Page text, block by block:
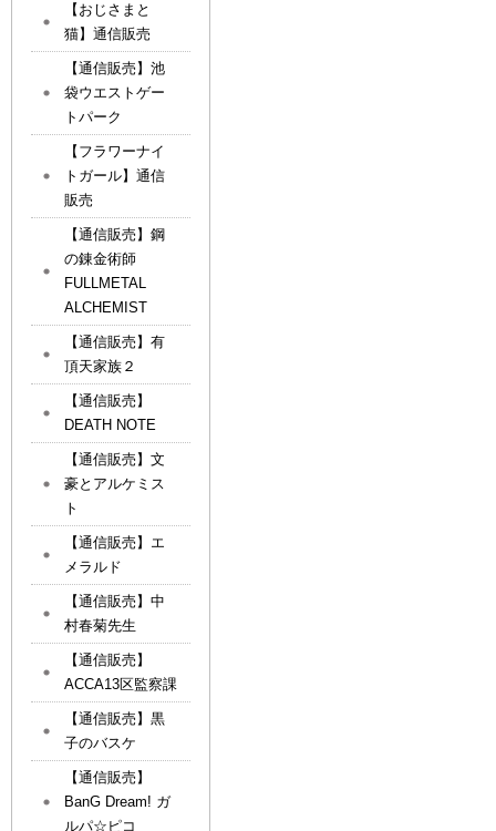
【おじさまと
猫】通信販売
【通信販売】池
袋ウエストゲー
トパーク
【フラワーナイ
トガール】通信
販売
【通信販売】鋼
の錬金術師
FULLMETAL
ALCHEMIST
【通信販売】有
頂天家族２
【通信販売】
DEATH NOTE
【通信販売】文
豪とアルケミス
ト
【通信販売】エ
メラルド
【通信販売】中
村春菊先生
【通信販売】
ACCA13区監察課
【通信販売】黒
子のバスケ
【通信販売】
BanG Dream! ガ
ルパ☆ピコ